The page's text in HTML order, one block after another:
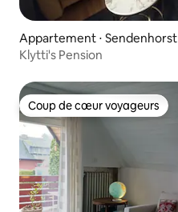
Appartement ⋅ Sendenhorst
Klytti's Pension
Coup de cœur voyageurs
Coup de cœur voyageurs